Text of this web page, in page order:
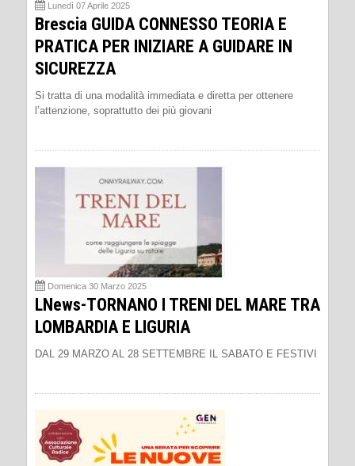
Lunedì 07 Aprile 2025
Brescia GUIDA CONNESSO TEORIA E
PRATICA PER INIZIARE A GUIDARE IN
SICUREZZA
Si tratta di una modalità immediata e diretta per ottenere
l’attenzione, soprattutto dei più giovani
Domenica 30 Marzo 2025
LNews-TORNANO I TRENI DEL MARE TRA
LOMBARDIA E LIGURIA
DAL 29 MARZO AL 28 SETTEMBRE IL SABATO E FESTIVI